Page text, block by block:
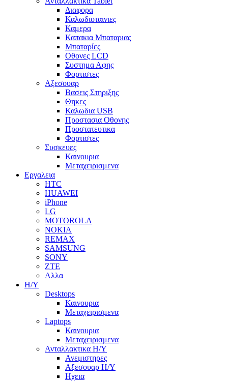
Διαφορα
Καλωδιοταινιες
Καμερα
Καπακια Μπαταριας
Μπαταρίες
Οθονες LCD
Συστημα Αφης
Φορτιστες
Αξεσουαρ
Βασεις Στηριξης
Θηκες
Καλωδια USB
Προστασια Οθονης
Προστατευτικα
Φορτιστες
Συσκευες
Καινουρια
Μεταχειρισμενα
Εργαλεια
HTC
HUAWEI
iPhone
LG
MOTOROLA
NOKIA
REMAX
SAMSUNG
SONY
ZTE
Αλλα
Η/Υ
Desktops
Καινουρια
Μεταχειρισμενα
Laptops
Καινουρια
Μεταχειρισμενα
Ανταλλακτικα H/Y
Ανεμιστηρες
Αξεσουαρ Η/Υ
Ηχεια